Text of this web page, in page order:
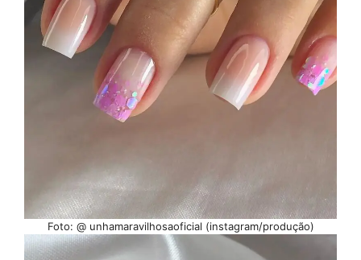
Foto: @ unhamaravilhosaoficial (instagram/produção)